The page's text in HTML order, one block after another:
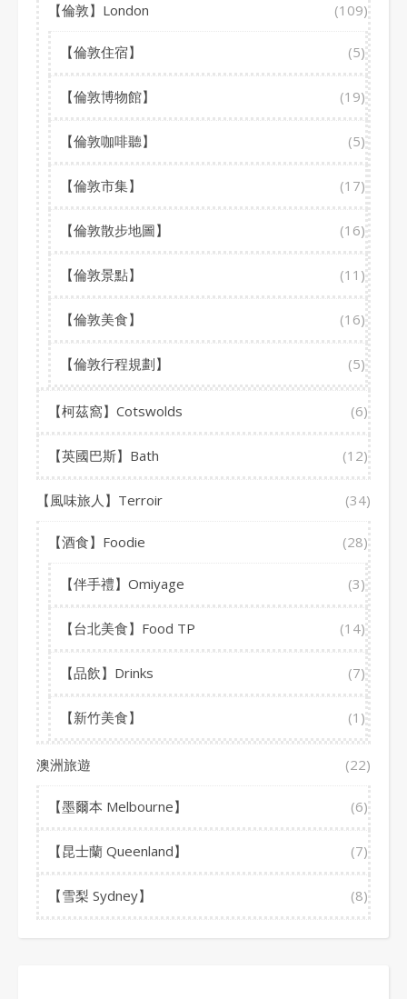
【倫敦】London (109)
【倫敦住宿】 (5)
【倫敦博物館】 (19)
【倫敦咖啡聽】 (5)
【倫敦市集】 (17)
【倫敦散步地圖】 (16)
【倫敦景點】 (11)
【倫敦美食】 (16)
【倫敦行程規劃】 (5)
【柯茲窩】Cotswolds (6)
【英國巴斯】Bath (12)
【風味旅人】Terroir (34)
【酒食】Foodie (28)
【伴手禮】Omiyage (3)
【台北美食】Food TP (14)
【品飲】Drinks (7)
【新竹美食】 (1)
澳洲旅遊 (22)
【墨爾本 Melbourne】 (6)
【昆士蘭 Queenland】 (7)
【雪梨 Sydney】 (8)